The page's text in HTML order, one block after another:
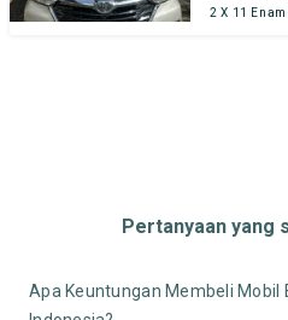
2 X 11
Pertanyaan yang
Apa Keuntungan Membeli Mobil